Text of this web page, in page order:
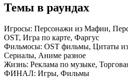
Темы в раундах
Игросы: Персонажи из Мафии,
OST, Игра по карте, Фаргус
Фильмосы: OST фильмы, Цитаты
Сериалы, Аниме разное
Жизнь: Реклама по музыке,
ФИНАЛ: Игры, Фильмы